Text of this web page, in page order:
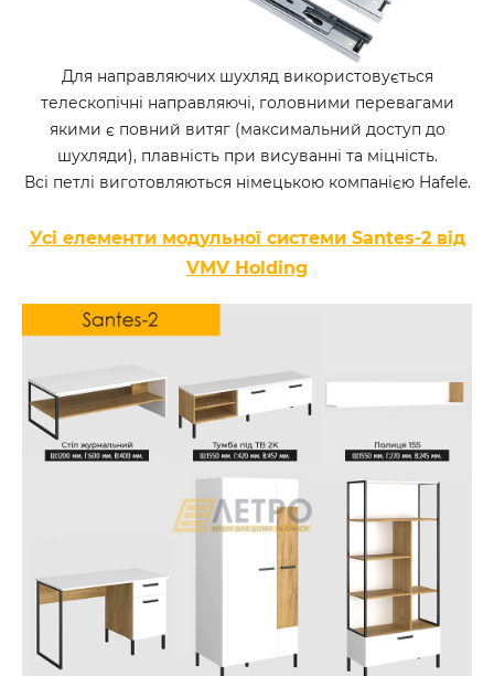
Для направляючих шухляд використовується
телескопічні направляючі, головними перевагами
якими є повний витяг (максимальний доступ до
шухляди), плавність при висуванні та міцність.
Всі петлі виготовляються німецькою компанією Hafele.
Усі елементи модульної системи Santes-2 від
VMV Holding